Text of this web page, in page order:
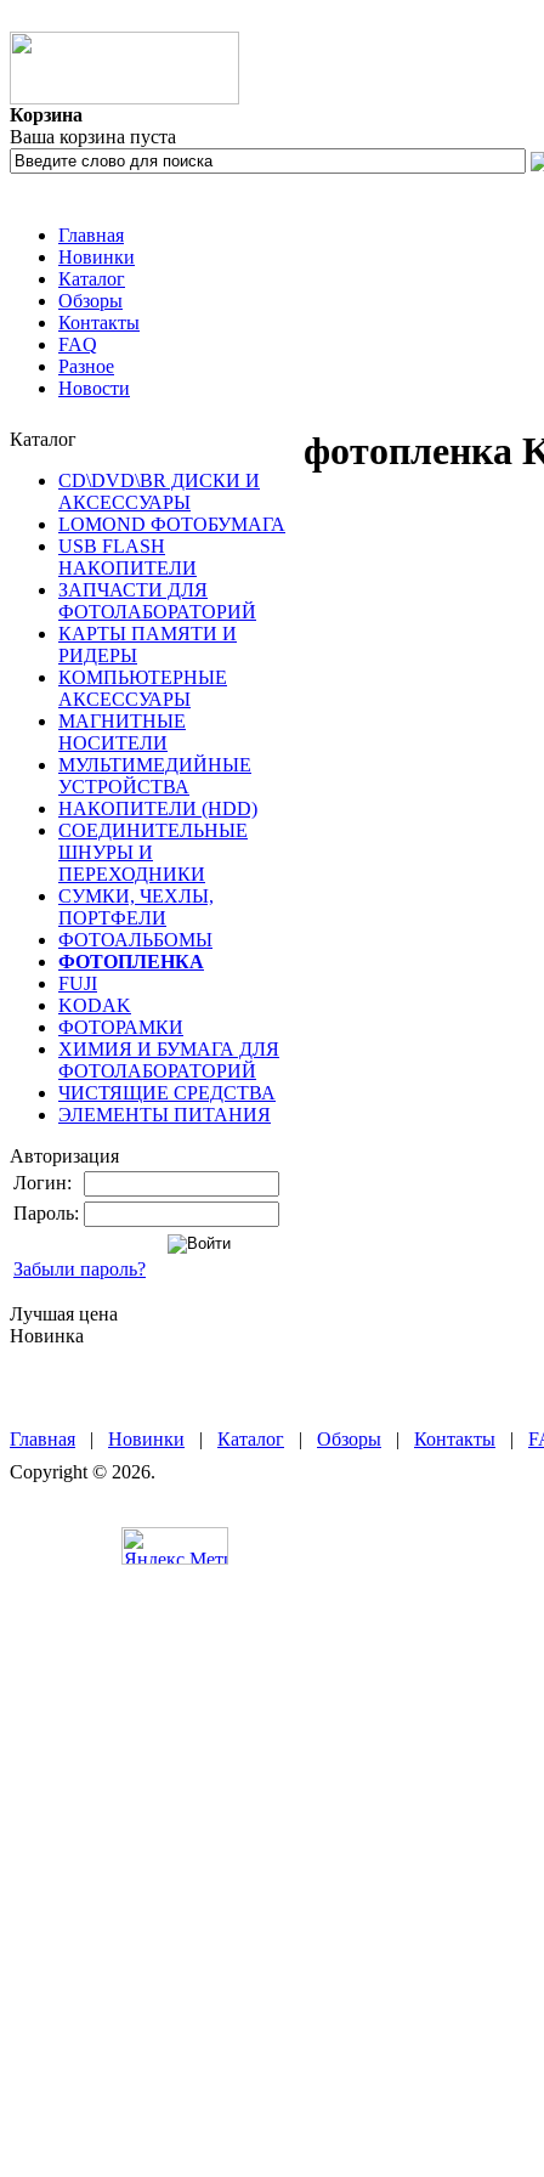
Корзина
Ваша корзина пуста
Главная
Новинки
Каталог
Обзоры
Контакты
FAQ
Разное
Новости
Каталог
CD\DVD\BR ДИСКИ И
АКСЕССУАРЫ
LOMOND ФОТОБУМАГА
USB FLASH
НАКОПИТЕЛИ
ЗАПЧАСТИ ДЛЯ
ФОТОЛАБОРАТОРИЙ
КАРТЫ ПАМЯТИ И
РИДЕРЫ
КОМПЬЮТЕРНЫЕ
АКСЕССУАРЫ
МАГНИТНЫЕ
НОСИТЕЛИ
МУЛЬТИМЕДИЙНЫЕ
УСТРОЙСТВА
НАКОПИТЕЛИ (HDD)
СОЕДИНИТЕЛЬНЫЕ
ШНУРЫ И
ПЕРЕХОДНИКИ
СУМКИ, ЧЕХЛЫ,
ПОРТФЕЛИ
ФОТОАЛЬБОМЫ
ФОТОПЛЕНКА
FUJI
KODAK
ФОТОРАМКИ
ХИМИЯ И БУМАГА ДЛЯ
ФОТОЛАБОРАТОРИЙ
ЧИСТЯЩИЕ СРЕДСТВА
ЭЛЕМЕНТЫ ПИТАНИЯ
Авторизация
Логин:
Пароль:
Забыли пароль?
Лучшая цена
Новинка
фотопленка
Главная | Новинки | Каталог | Обзоры | Контакты |
Copyright © 2026.